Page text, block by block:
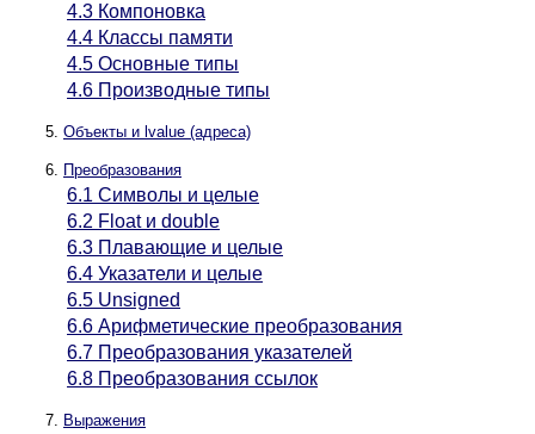
4.3 Компоновка
4.4 Классы памяти
4.5 Основные типы
4.6 Производные типы
Объекты и lvalue (адреса)
Преобразования
6.1 Символы и целые
6.2 Float и double
6.3 Плавающие и целые
6.4 Указатели и целые
6.5 Unsigned
6.6 Арифметические преобразования
6.7 Преобразования указателей
6.8 Преобразования ссылок
Выражения